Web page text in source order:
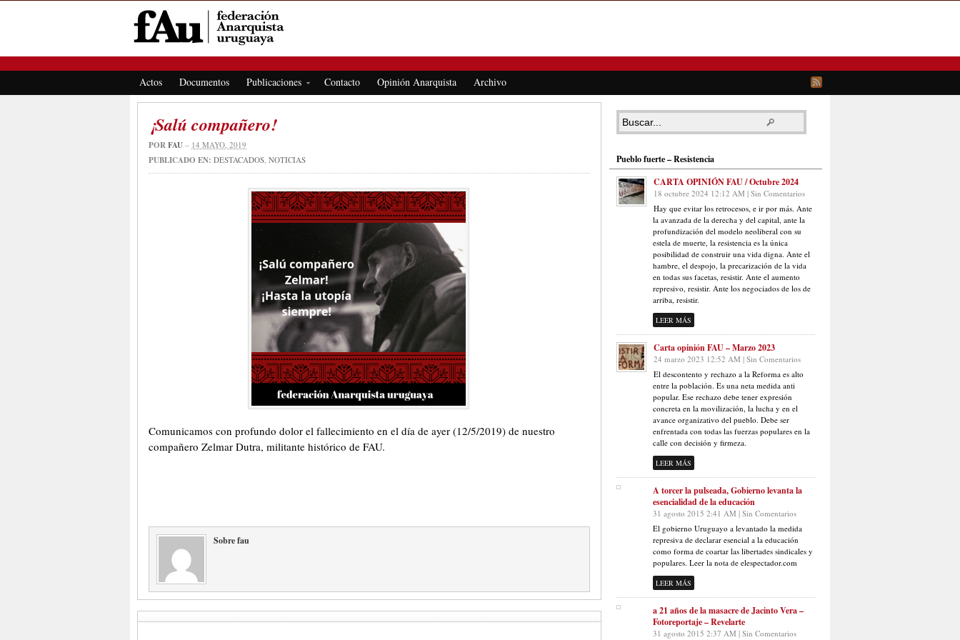
Actos Documentos Publicaciones Contacto Opinión Anarquista Archivo
¡Salú compañero!
PORFAU – 14 MAYO, 2019
PUBLICADO EN: DESTACADOS, NOTICIAS
Comunicamos con profundo dolor el fallecimiento en el día de ayer (12/5/2019) de nuestro
compañero Zelmar Dutra, militante histórico de FAU.
Sobre fau
Pueblo fuerte – Resistencia
CARTA OPINIÓN FAU / Octubre 2024
18 octubre 2024 12:12 AM | Sin Comentarios
Hay que evitar los retrocesos, e ir por más. Ante
la avanzada de la derecha y del capital, ante la
profundización del modelo neoliberal con su
estela de muerte, la resistencia es la única
posibilidad de construir una vida digna. Ante el
hambre, el despojo, la precarización de la vida
en todas sus facetas, resistir. Ante el aumento
represivo, resistir. Ante los negociados de los de
arriba, resistir.
LEER MÁS
Carta opinión FAU – Marzo 2023
24 marzo 2023 12:52 AM | Sin Comentarios
El descontento y rechazo a la Reforma es alto
entre la población. Es una neta medida anti
popular. Ese rechazo debe tener expresión
concreta en la movilización, la lucha y en el
avance organizativo del pueblo. Debe ser
enfrentada con todas las fuerzas populares en la
calle con decisión y firmeza.
LEER MÁS
A torcer la pulseada, Gobierno levanta la
esencialidad de la educación
31 agosto 2015 2:41 AM | Sin Comentarios
El gobierno Uruguayo a levantado la medida
represiva de declarar esencial a la educación
como forma de coartar las libertades sindicales y
populares. Leer la nota de elespectador.com
LEER MÁS
a 21 años de la masacre de Jacinto Vera –
Fotoreportaje – Revelarte
31 agosto 2015 2:37 AM | Sin Comentarios